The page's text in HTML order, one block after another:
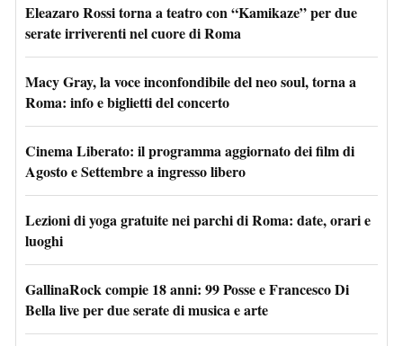
Eleazaro Rossi torna a teatro con “Kamikaze” per due
serate irriverenti nel cuore di Roma
Macy Gray, la voce inconfondibile del neo soul, torna a
Roma: info e biglietti del concerto
Cinema Liberato: il programma aggiornato dei film di
Agosto e Settembre a ingresso libero
Lezioni di yoga gratuite nei parchi di Roma: date, orari e
luoghi
GallinaRock compie 18 anni: 99 Posse e Francesco Di
Bella live per due serate di musica e arte